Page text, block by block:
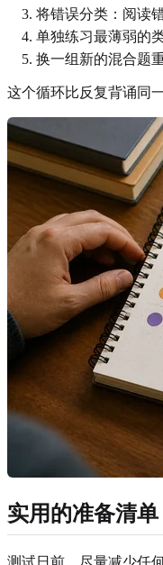
将错误分类：阅读
单独练习最薄弱的
换一组新的混合题
这个循环比反复背诵同
实用的准备清单
测试日前，尽量减少任